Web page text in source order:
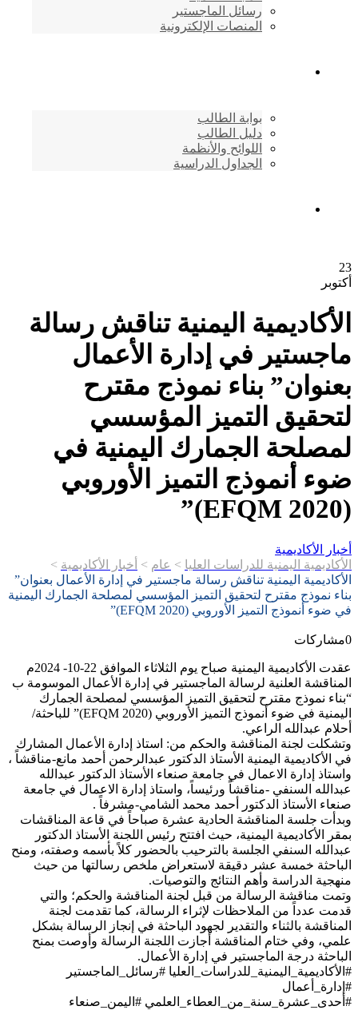
رسائل الماجستير
المنصات الإلكترونية
بوابة الطالب
دليل الطالب
اللوائح والأنظمة
الجداول الدراسية
23
أكتوبر
الأكاديمية اليمنية تناقش رسالة
ماجستير في إدارة الأعمال
بعنوان” بناء نموذج مقترح
لتحقيق التميز المؤسسي
لمصلحة الجمارك اليمنية في
ضوء أنموذج التميز الأوروبي
(EFQM 2020)”
أخبار الأكاديمية
الأكاديمية اليمنية للدراسات العليا > عام > أخبار الأكاديمية >
الأكاديمية اليمنية تناقش رسالة ماجستير في إدارة الأعمال بعنوان”
بناء نموذج مقترح لتحقيق التميز المؤسسي لمصلحة الجمارك اليمنية
في ضوء أنموذج التميز الأوروبي (EFQM 2020)”
0مشاركات
عقدت الأكاديمية اليمنية صباح يوم الثلاثاء الموافق 22-10- 2024م
المناقشة العلنية لرسالة الماجستير في إدارة الأعمال الموسومة ب
“بناء نموذج مقترح لتحقيق التميز المؤسسي لمصلحة الجمارك
اليمنية في ضوء أنموذج التميز الأوروبي (EFQM 2020)” للباحثة/
أحلام عبدالله الراعي.
وتشكلت لجنة المناقشة والحكم من: استاذ إدارة الأعمال المشارك
في الأكاديمية اليمنية الأستاذ الدكتور عبدالرحمن أحمد مانع-مناقشاً ،
واستاذ إدارة الاعمال في جامعة صنعاء الأستاذ الدكتور عبدالله
عبدالله السنفي -مناقشاً ورئيساً، واستاذ إدارة الاعمال في جامعة
صنعاء الأستاذ الدكتور أحمد محمد الشامي-مشرفاً .
وبدأت جلسة المناقشة الحادية عشرة صباحاً في قاعة المناقشات
بمقر الأكاديمية اليمنية، حيث افتتح رئيس اللجنة الأستاذ الدكتور
عبدالله السنفي الجلسة بالترحيب بالحضور كلاً بأسمه وصفته، ومنح
الباحثة خمسة عشر دقيقة لاستعراض ملخص رسالتها من حيث
منهجية الدراسة وأهم النتائج والتوصيات.
وتمت مناقشة الرسالة من قبل لجنة المناقشة والحكم؛ والتي
قدمت عدداً من الملاحظات لإثراء الرسالة، كما تقدمت لجنة
المناقشة بالثناء والتقدير لجهود الباحثة في إنجاز الرسالة بشكل
علمي، وفي ختام المناقشة أجازت اللجنة الرسالة وأوصت بمنح
الباحثة درجة الماجستير في إدارة الأعمال.
#الأكاديمية_اليمنية_للدراسات_العليا #رسائل_الماجستير
#إدارة_أعمال
#أحدى_عشرة_سنة_من_العطاء_العلمي #اليمن_صنعاء